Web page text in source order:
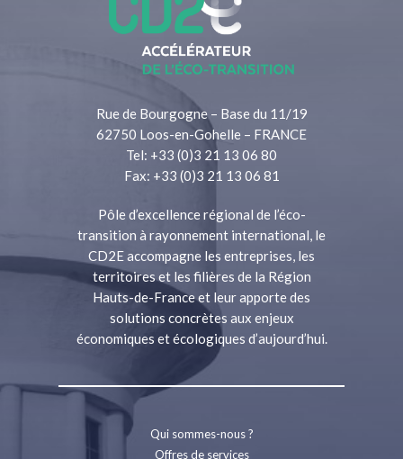
Rue de Bourgogne – Base du 11/19
62750 Loos-en-Gohelle – FRANCE
Tel: +33 (0)3 21 13 06 80
Fax: +33 (0)3 21 13 06 81
Pôle d’excellence régional de l’éco-
transition à rayonnement international, le
CD2E accompagne les entreprises, les
territoires et les filières de la Région
Hauts-de-France et leur apporte des
solutions concrètes aux enjeux
économiques et écologiques d’aujourd’hui.
Qui sommes-nous ?
Offres de services